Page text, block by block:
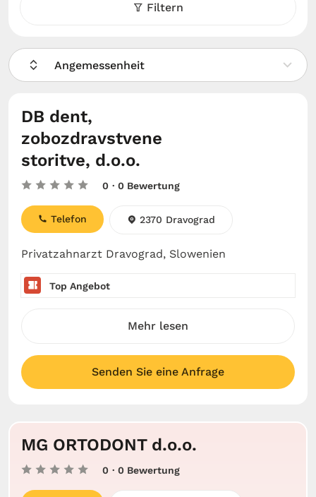
Filtern
Angemessenheit
DB dent,
zobozdravstvene
storitve, d.o.o.
0 · 0 Bewertung
Privatzahnarzt Dravograd, Slowenien
Telefon 2370 Dravograd
Top Angebot
Mehr lesen
Senden Sie eine Anfrage
MG ORTODONT d.o.o.
0 · 0 Bewertung